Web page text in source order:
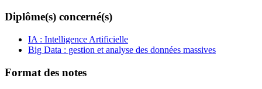
Diplôme(s) concerné(s)
IA : Intelligence Artificielle
Big Data : gestion et analyse des données massives
Format des notes